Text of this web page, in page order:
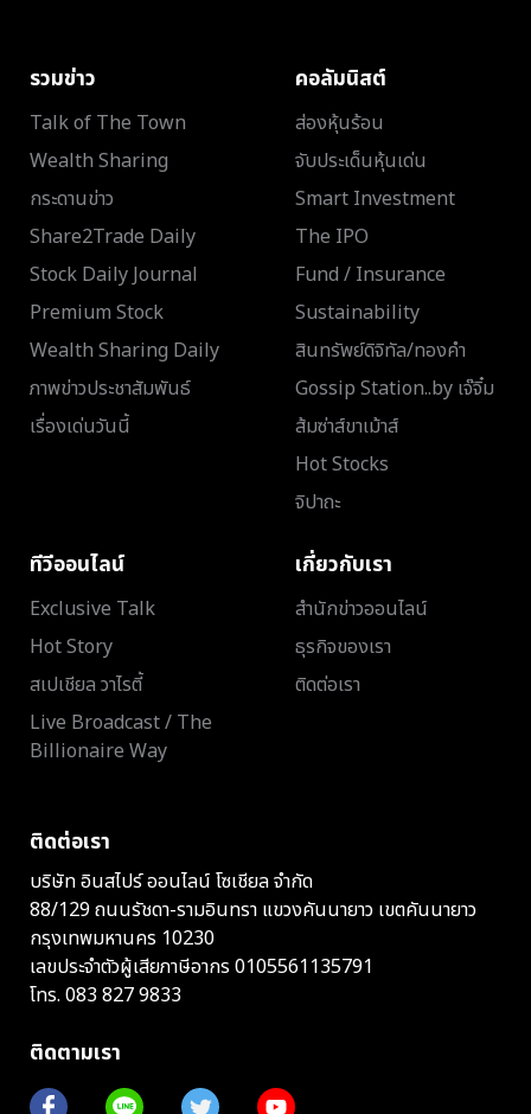
รวมข่าว
Talk of The Town
Wealth Sharing
กระดานข่าว
Share2Trade Daily
Stock Daily Journal
Premium Stock
Wealth Sharing Daily
ภาพข่าวประชาสัมพันธ์
เรื่องเด่นวันนี้
คอลัมนิสต์
ส่องหุ้นร้อน
จับประเด็นหุ้นเด่น
Smart Investment
The IPO
Fund / Insurance
Sustainability
สินทรัพย์ดิจิทัล/ทองคำ
Gossip Station..by เจ๊จิ๋ม
ส้มซ่าส์ขาเม้าส์
Hot Stocks
จิปาถะ
ทีวีออนไลน์
Exclusive Talk
Hot Story
สเปเชียล วาไรตี้
Live Broadcast / The
Billionaire Way
เกี่ยวกับเรา
สำนักข่าวออนไลน์
ธุรกิจของเรา
ติดต่อเรา
ติดต่อเรา
บริษัท อินสไปร์ ออนไลน์ โซเชียล จำกัด
88/129 ถนนรัชดา-รามอินทรา แขวงคันนายาว เขตคันนายาว
กรุงเทพมหานคร 10230
เลขประจำตัวผู้เสียภาษีอากร 0105561135791
โทร. 083 827 9833
ติดตามเรา